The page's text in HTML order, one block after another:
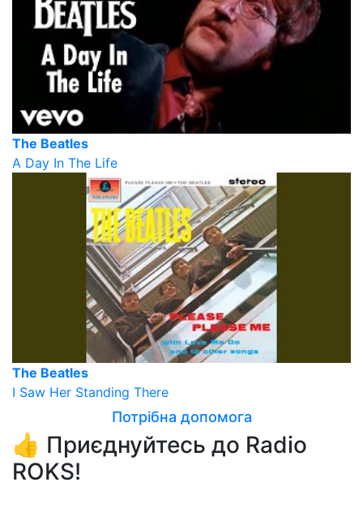
The Beatles
A Day In The Life
The Beatles
I Saw Her Standing There
Потрібна допомога
👍 Приєднуйтесь до Radio
ROKS!